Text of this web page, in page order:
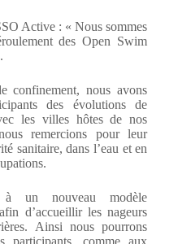
Active : « Nous sommes
des Open Swim
confinement, nous avons
des évolutions de
les villes hôtes de nos
remercions pour leur
sanitaire, dans l’eau et en
un nouveau modèle
d’accueillir les nageurs
Ainsi nous pourrons
comme aux